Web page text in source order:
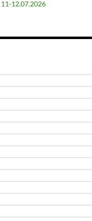
12.07.2026